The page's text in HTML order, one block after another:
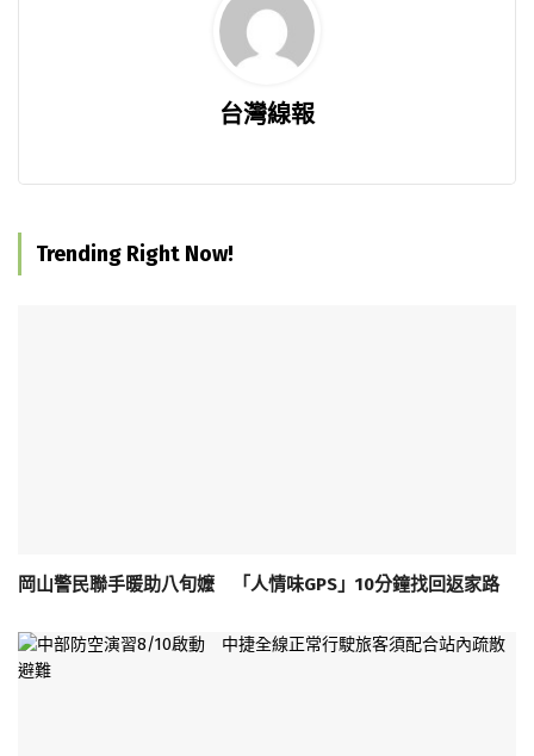
台灣線報
Trending Right Now!
岡山警民聯手暖助八旬嬤 「人情味GPS」10分鐘找回返家路